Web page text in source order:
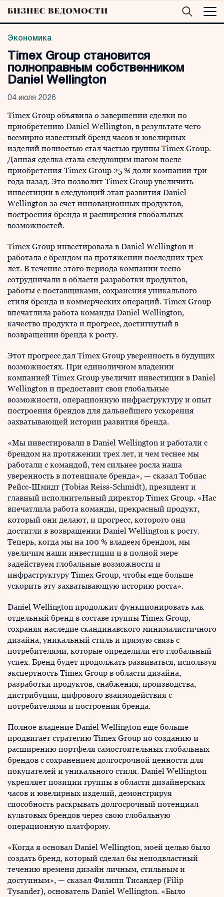
Экономика
Timex Group становится
полноправным собственником
Daniel Wellington
04 июля 2026
Timex Group объявила о завершении сделки по
приобретению Daniel Wellington, в результате чего
всемирно известный бренд часов и ювелирных
изделий полностью стал частью группы Timex Group.
Данная сделка стала следующим шагом после
приобретения Timex Group 25 % доли компании три
года назад. Это позволит Timex Group увеличить
инвестиции в следующий этап развития Daniel
Wellington за счет инновационных продуктов,
построения бренда и расширения глобальных
возможностей.
Timex Group инвестировала в Daniel Wellington и
работала с брендом на протяжении последних трех
лет. В течение этого периода компании тесно
сотрудничали в области разработки продуктов,
работы с поставщиками, сохранения уникального
стиля бренда и коммерческих операций. Timex Group
впечатлила работа команды Daniel Wellington,
качество продукта и прогресс, достигнутый в
возвращении бренда к росту.
Этот прогресс дал Timex Group уверенность в будущих
возможностях. При единоличном владении
компанией Timex Group увеличит инвестиции в Daniel
Wellington и предоставит свои глобальные
возможности, операционную инфраструктуру и опыт
построения брендов для дальнейшего ускорения
захватывающей истории развития бренда.
«Мы инвестировали в Daniel Wellington и работали с
брендом на протяжении трех лет, и чем теснее мы
работали с командой, тем сильнее росла наша
уверенность в потенциале бренда», — сказал Тобиас
Рейсс-Шмидт (Tobias Reiss-Schmidt), президент и
главный исполнительный директор Timex Group. «Нас
впечатлила работа команды, прекрасный продукт,
который они делают, и прогресс, которого они
достигли в возвращении Daniel Wellington к росту.
Теперь, когда мы на 100 % владеем брендом, мы
увеличим наши инвестиции и в полной мере
задействуем глобальные возможности и
инфраструктуру Timex Group, чтобы еще больше
ускорить эту захватывающую историю роста».
Daniel Wellington продолжит функционировать как
отдельный бренд в составе группы Timex Group,
сохраняя наследие скандинавского минималистичного
дизайна, уникальный стиль и прямую связь с
потребителями, которые определили его глобальный
успех. Бренд будет продолжать развиваться, используя
экспертность Timex Group в области дизайна,
разработки продуктов, снабжения, производства,
дистрибуции, цифрового взаимодействия с
потребителями и построения бренда.
Полное владение Daniel Wellington еще больше
продвигает стратегию Timex Group по созданию и
расширению портфеля самостоятельных глобальных
брендов с сохранением долгосрочной ценности для
покупателей и уникального стиля. Daniel Wellington
укрепляет позиции группы в области дизайнерских
часов и ювелирных изделий, демонстрируя
способность раскрывать долгосрочный потенциал
культовых брендов через свою глобальную
операционную платформу.
«Когда я основал Daniel Wellington, моей целью было
создать бренд, который сделал бы неподвластный
течению времени дизайн личным, стильным и
доступным», — сказал Филипп Тисандер (Filip
Tysander), основатель Daniel Wellington. «Было